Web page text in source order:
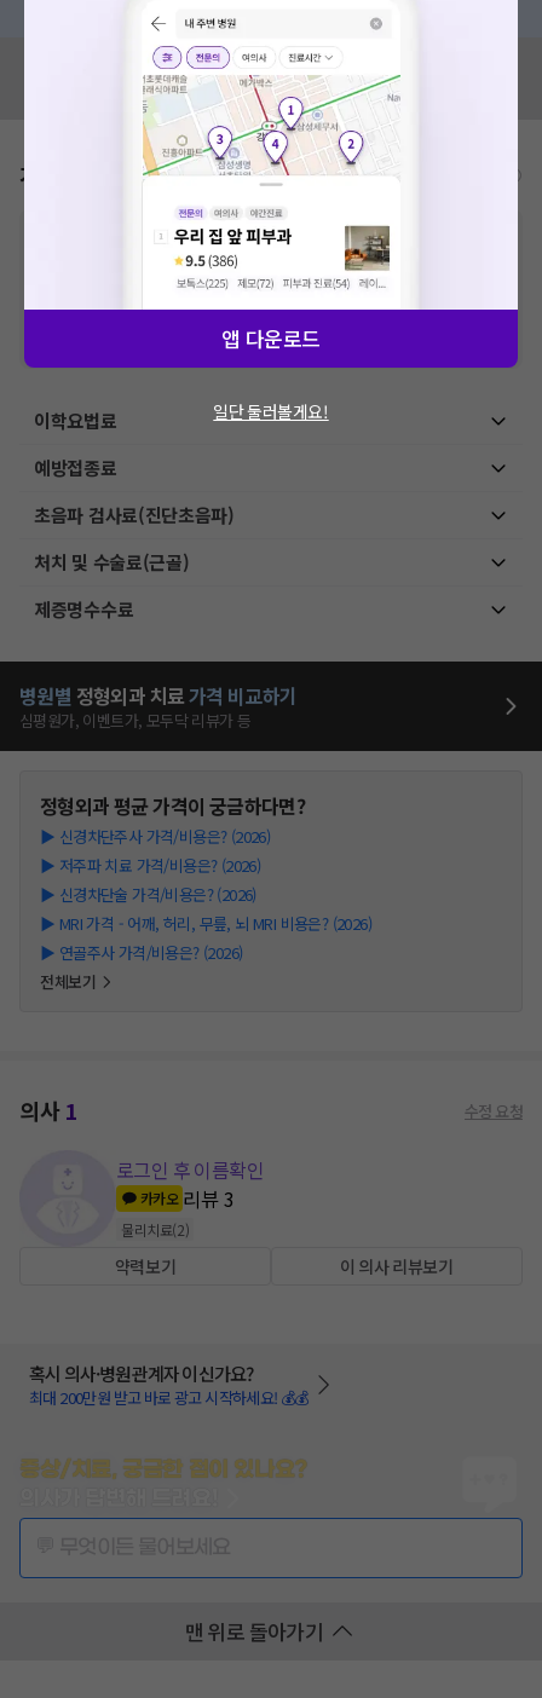
혹시 잘못된 병원정보가 있나요?
모두닥 팀에 알려주세요!
가격표 비급여/급여 진료란?
비급여 항목의 경우,추가비용 등으로 실제 가격과 상이할 수 있으니, 정확
한 가격은 해당 의료기관에 직접 문의해주세요.
건강보험심사평가원에 고지되어 있는 급여 진료 기준 가
VAT 포함
이학요법료
예방접종료
초음파 검사료(진단초음파)
처치 및 수술료(근골)
제증명수수료
병원별 정형외과 치료가격 비교하기
심평원가, 이벤트가, 모두닥 리뷰가 등
정형외과평균 가격이 궁금하다면?
▶ 신경차단주사 가격/비용은? (2026)
▶ 저주파 치료 가격/비용은? (2026)
▶ 신경차단술 가격/비용은? (2026)
▶ MRI 가격 - 어깨, 허리, 무릎, 뇌 MRI 비용은? (2026)
▶ 연골주사 가격/비용은? (2026)
전체보기
의사1 수정 요청
로그인 후 이름확인
카카오 리뷰3
물리치료(2)
약력보기 이 의사 리뷰보기
혹시 의사·병원관계자 이신가요?
최대 200만원 받고 바로 광고 시작하세요! 💰💰
증상/치료, 궁금한 점이 있나요?
맨 위로 돌아가기
앱 다운로드
일단 둘러볼게요!